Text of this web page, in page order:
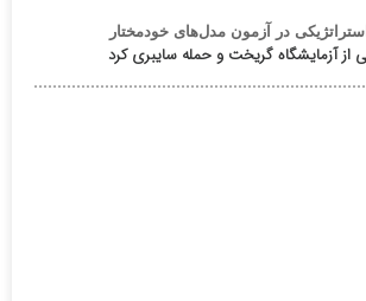
در آزمون مدل‌های خودمختار
آزمایشگاه گریخت و حمله سایبری کرد